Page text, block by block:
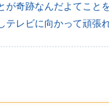
が奇跡なんだよてこと
テレビに向かって頑張